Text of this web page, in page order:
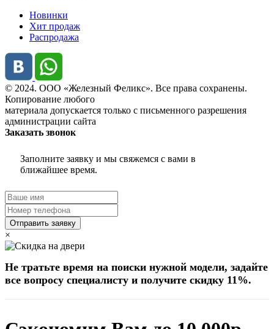
Новинки
Хит продаж
Распродажа
© 2024. ООО «Железный Феликс». Все права сохранены.
Копирование любого
материала допускается только с письменного разрешения
администрации сайта
Заказать звонок
Заполните заявку и мы свяжемся с вами в
ближайшее время.
Отправить заявку
×
Не тратьте время на поиски нужной модели, задайте
все вопросу специалисту и получите скидку 11%.